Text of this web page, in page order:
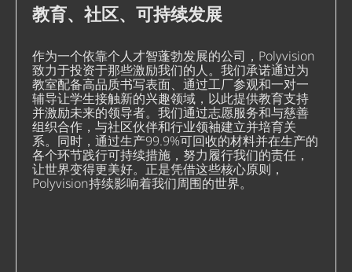
教育、社区、可持续发展
作为一个依靠个人才智蓬勃发展的公司，Polyvision
致力于投资于那些激励我们的人。我们承诺通过为
教室配备高品质书写表面、通过工厂参观和一对一
辅导让学生接触新的兴趣领域，以此提供教育支持
并激励未来的领导者。我们通过志愿服务和与慈善
组织合作，与社区伙伴和行业领袖建立并培育关
系。同时，通过生产99.9%可回收的材料并在生产的
各个环节践行可持续措施，努力履行我们的责任，
让世界变得更美好。正是凭借这些核心原则，
Polyvision持续影响着我们周围的世界。